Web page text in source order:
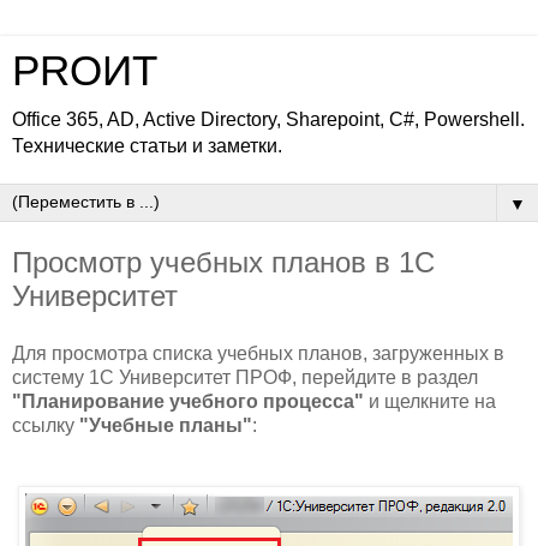
PROИТ
Office 365, AD, Active Directory, Sharepoint, C#, Powershell.
Технические статьи и заметки.
▼
Просмотр учебных планов в 1С
Университет
Для просмотра списка учебных планов, загруженных в
систему 1С Университет ПРОФ, перейдите в раздел
"Планирование учебного процесса" и щелкните на
ссылку "Учебные планы":